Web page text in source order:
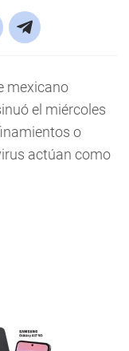
mexicano
el miércoles
o
actúan como